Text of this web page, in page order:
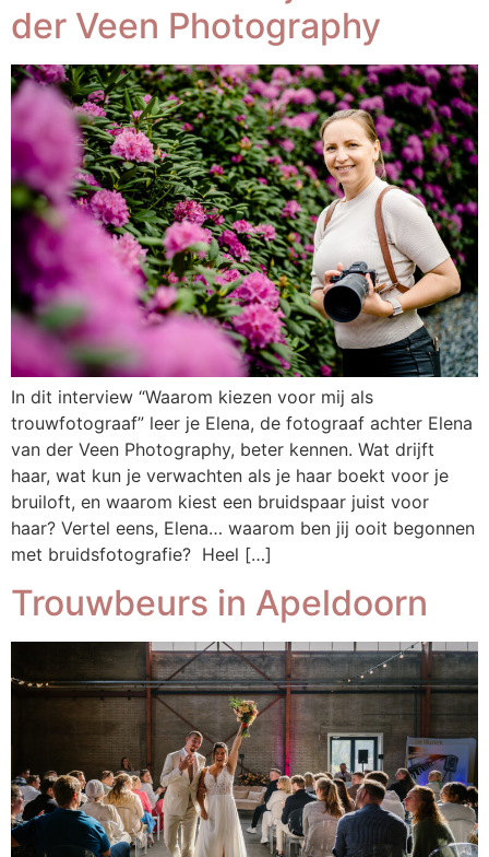
der Veen Photography
In dit interview “Waarom kiezen voor mij als
trouwfotograaf” leer je Elena, de fotograaf achter Elena
van der Veen Photography, beter kennen. Wat drijft
haar, wat kun je verwachten als je haar boekt voor je
bruiloft, en waarom kiest een bruidspaar juist voor
haar? Vertel eens, Elena… waarom ben jij ooit begonnen
met bruidsfotografie? Heel […]
Trouwbeurs in Apeldoorn